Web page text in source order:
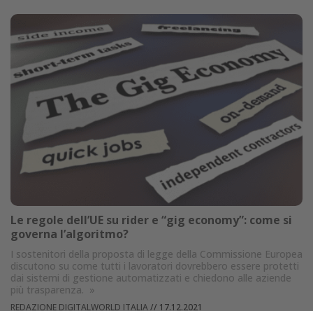
Le regole dell’UE su rider e “gig economy”: come si
governa l’algoritmo?
I sostenitori della proposta di legge della Commissione Europea
discutono su come tutti i lavoratori dovrebbero essere protetti
dai sistemi di gestione automatizzati e chiedono alle aziende
più trasparenza. »
REDAZIONE DIGITALWORLD ITALIA// 17.12.2021